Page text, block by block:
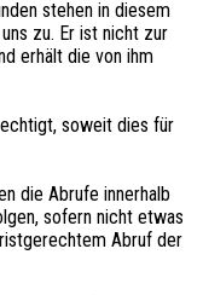
stehen in diesem
zu. Er ist nicht zur
erhält die von ihm
soweit dies für
die Abrufe innerhalb
sofern nicht etwas
Abruf der